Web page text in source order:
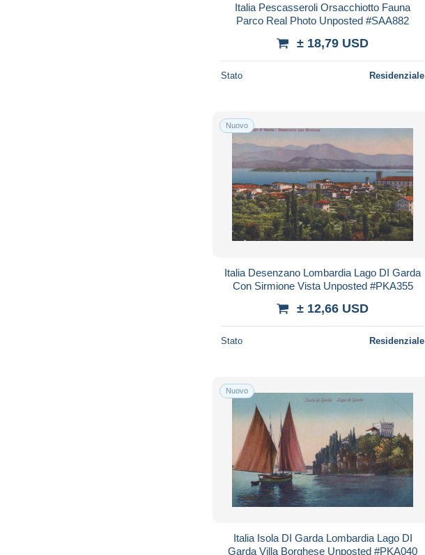
Italia Pescasseroli Orsacchiotto Fauna
Parco Real Photo Unposted #SAA882
± 18,79 USD
Stato Residenziale
Nuovo
Italia Desenzano Lombardia Lago DI Garda
Con Sirmione Vista Unposted #PKA355
± 12,66 USD
Stato Residenziale
Nuovo
Italia Isola DI Garda Lombardia Lago DI
Garda Villa Borghese Unposted #PKA040